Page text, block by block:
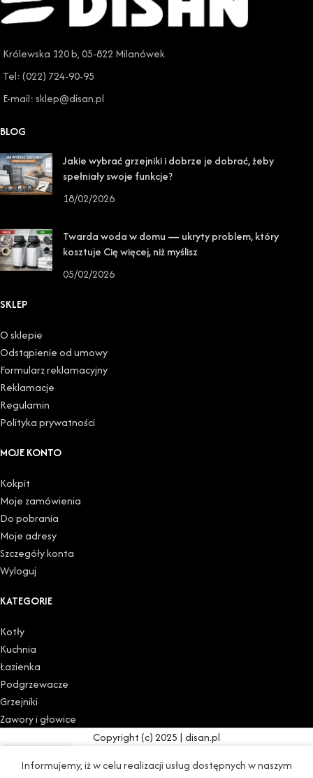
Królewska 120 b, 05-822 Milanówek
Tel: (022) 724-90-95
E-mail: sklep@disan.pl
BLOG
Jakie wybrać grzejniki i dobrze je dobrać, żeby
spełniały swoje funkcje?
18/02/2026
Twarda woda w domu — ukryty problem, który
kosztuje Cię więcej, niż myślisz
05/02/2026
SKLEP
O sklepie
Odstąpienie od umowy
Formularz reklamacyjny
Reklamacje
Regulamin
Polityka prywatności
MOJE KONTO
Kokpit
Moje zamówienia
Do pobrania
Moje adresy
Szczegóły konta
Wyloguj
KATEGORIE
Kotły
Kuchnia
Łazienka
Podgrzewacze
Grzejniki
Zawory i głowice
Copyright (c) 2025 | disan.pl
Informujemy, iż w celu realizacji usług dostępnych w naszym
Koszyk
Moje konto